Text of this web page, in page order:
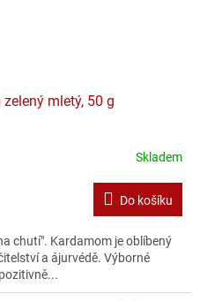
mletý, 50 g
Skladem
Do košíku
chutí". Kardamom je oblíbený
a ájurvédě. Výborné